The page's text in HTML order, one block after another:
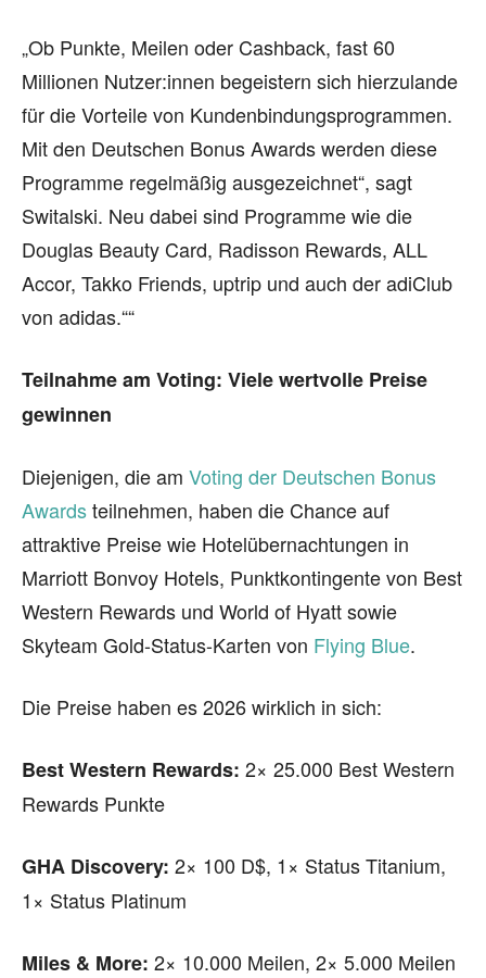
„Ob Punkte, Meilen oder Cashback, fast 60
Millionen Nutzer:innen begeistern sich hierzulande
für die Vorteile von Kundenbindungsprogrammen.
Mit den Deutschen Bonus Awards werden diese
Programme regelmäßig ausgezeichnet“, sagt
Switalski. Neu dabei sind Programme wie die
Douglas Beauty Card, Radisson Rewards, ALL
Accor, Takko Friends, uptrip und auch der adiClub
von adidas.““
Teilnahme am Voting: Viele wertvolle Preise
gewinnen
Diejenigen, die am Voting der Deutschen Bonus
Awardsteilnehmen, haben die Chance auf
attraktive Preise wie Hotelübernachtungen in
Marriott Bonvoy Hotels, Punktkontingente von Best
Western Rewards und World of Hyatt sowie
Skyteam Gold-Status-Karten von Flying Blue.
Die Preise haben es 2026 wirklich in sich:
Best Western Rewards: 2× 25.000 Best Western
Rewards Punkte
GHA Discovery: 2× 100 D$, 1× Status Titanium,
1× Status Platinum
Miles & More: 2× 10.000 Meilen, 2× 5.000 Meilen